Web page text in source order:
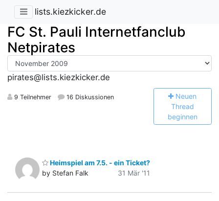
lists.kiezkicker.de
FC St. Pauli Internetfanclub
Netpirates
pirates@lists.kiezkicker.de
9 Teilnehmer 16 Diskussionen Neuen
Thread
beginnen
Heimspiel am 7.5. - ein Ticket?
by Stefan Falk
31 Mär '11